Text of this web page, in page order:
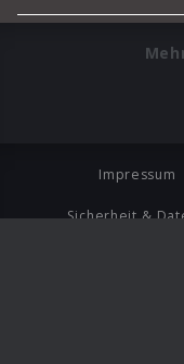
Impressum
Sicherheit &